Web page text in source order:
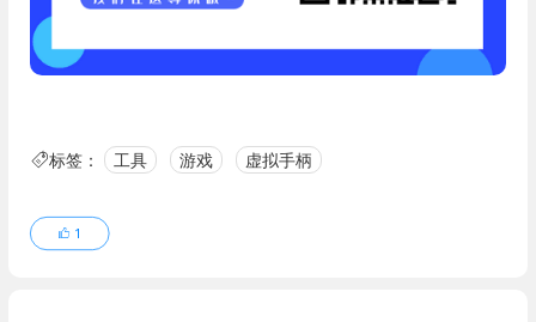
标签： 工具 游戏 虚拟手柄
1